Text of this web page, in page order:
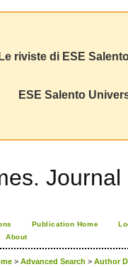
Le riviste di ESE
ESE Salento
Publication Home
About
>Advanced Search >Author